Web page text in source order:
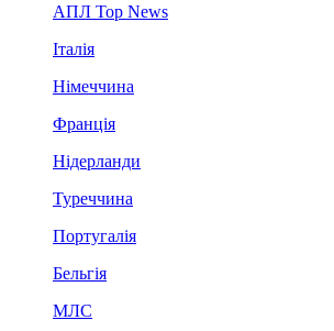
АПЛ Top News
Італія
Німеччина
Франція
Нідерланди
Туреччина
Португалія
Бельгія
МЛС